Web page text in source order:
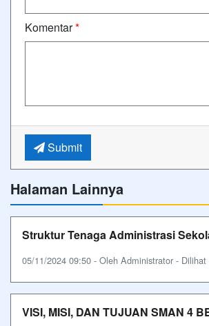
Komentar*
Submit
Halaman Lainnya
Struktur Tenaga Administrasi
05/11/2024 09:50 - Oleh Administrator - Dilihat
VISI, MISI, DAN TUJUAN SMAN 4